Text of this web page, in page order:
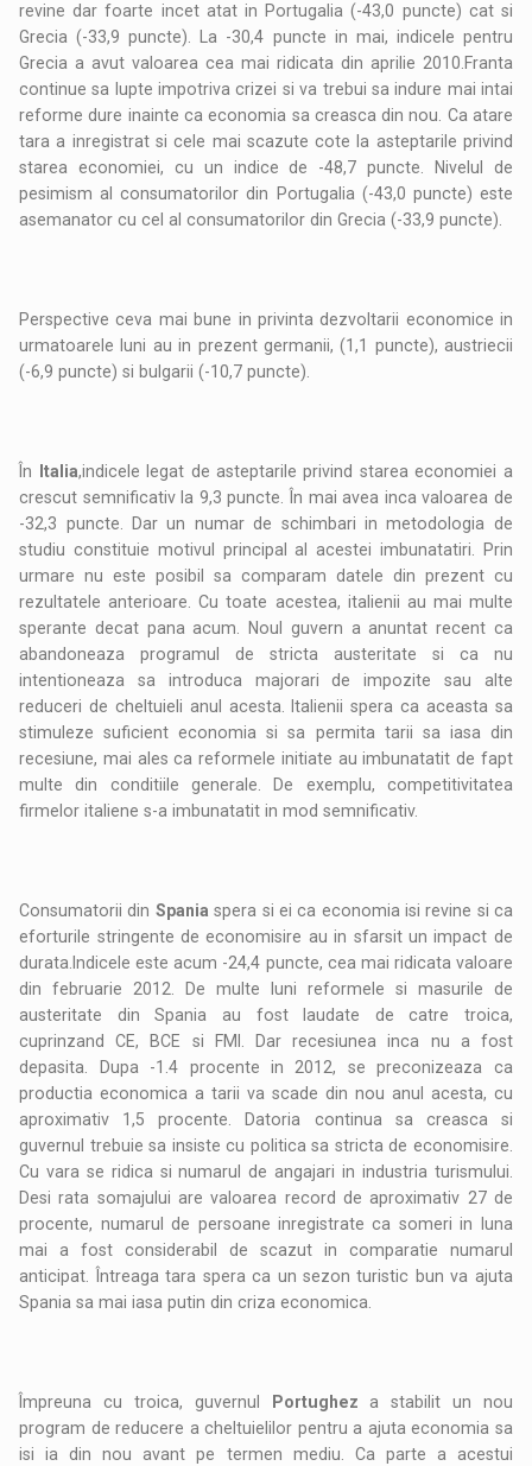
revine dar foarte incet atat in Portugalia (-43,0 puncte) cat si
Grecia (-33,9 puncte). La -30,4 puncte in mai, indicele pentru
Grecia a avut valoarea cea mai ridicata din aprilie 2010.Franta
continue sa lupte impotriva crizei si va trebui sa indure mai intai
reforme dure inainte ca economia sa creasca din nou. Ca atare
tara a inregistrat si cele mai scazute cote la asteptarile privind
starea economiei, cu un indice de -48,7 puncte. Nivelul de
pesimism al consumatorilor din Portugalia (-43,0 puncte) este
asemanator cu cel al consumatorilor din Grecia (-33,9 puncte).
Perspective ceva mai bune in privinta dezvoltarii economice in
urmatoarele luni au in prezent germanii, (1,1 puncte), austriecii
(-6,9 puncte) si bulgarii (-10,7 puncte).
În Italia,indicele legat de asteptarile privind starea economiei a
crescut semnificativ la 9,3 puncte. În mai avea inca valoarea de
-32,3 puncte. Dar un numar de schimbari in metodologia de
studiu constituie motivul principal al acestei imbunatatiri. Prin
urmare nu este posibil sa comparam datele din prezent cu
rezultatele anterioare. Cu toate acestea, italienii au mai multe
sperante decat pana acum. Noul guvern a anuntat recent ca
abandoneaza programul de stricta austeritate si ca nu
intentioneaza sa introduca majorari de impozite sau alte
reduceri de cheltuieli anul acesta. Italienii spera ca aceasta sa
stimuleze suficient economia si sa permita tarii sa iasa din
recesiune, mai ales ca reformele initiate au imbunatatit de fapt
multe din conditiile generale. De exemplu, competitivitatea
firmelor italiene s-a imbunatatit in mod semnificativ.
Consumatorii din Spania spera si ei ca economia isi revine si ca
eforturile stringente de economisire au in sfarsit un impact de
durata.Indicele este acum -24,4 puncte, cea mai ridicata valoare
din februarie 2012. De multe luni reformele si masurile de
austeritate din Spania au fost laudate de catre troica,
cuprinzand CE, BCE si FMI. Dar recesiunea inca nu a fost
depasita. Dupa -1.4 procente in 2012, se preconizeaza ca
productia economica a tarii va scade din nou anul acesta, cu
aproximativ 1,5 procente. Datoria continua sa creasca si
guvernul trebuie sa insiste cu politica sa stricta de economisire.
Cu vara se ridica si numarul de angajari in industria turismului.
Desi rata somajului are valoarea record de aproximativ 27 de
procente, numarul de persoane inregistrate ca someri in luna
mai a fost considerabil de scazut in comparatie numarul
anticipat. Întreaga tara spera ca un sezon turistic bun va ajuta
Spania sa mai iasa putin din criza economica.
Împreuna cu troica, guvernul Portugheza stabilit un nou
program de reducere a cheltuielilor pentru a ajuta economia sa
isi ia din nou avant pe termen mediu. Ca parte a acestui